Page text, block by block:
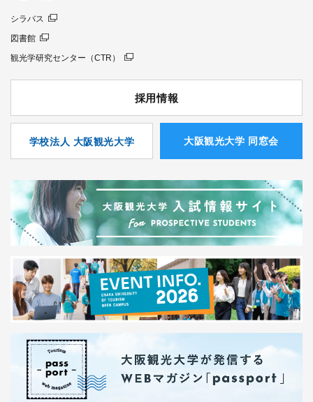
シラバス
図書館
観光学研究センター（CTR）
採用情報
学校法人 大阪観光大学 ⼤阪観光⼤学 同窓会